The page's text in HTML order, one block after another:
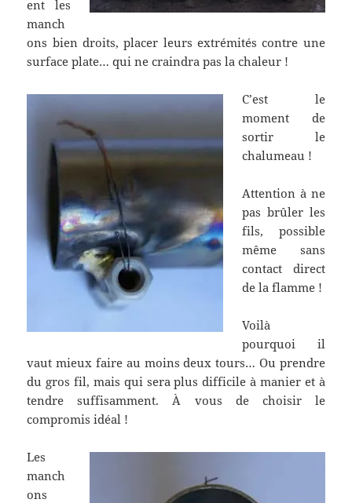
ent les
manch
ons bien droits, placer leurs extrémités contre une
surface plate… qui ne craindra pas la chaleur !
C’est le
moment de
sortir le
chalumeau !
Attention à ne
pas brûler les
fils, possible
même sans
contact direct
de la flamme !
Voilà
pourquoi il
vaut mieux faire au moins deux tours… Ou prendre
du gros fil, mais qui sera plus difficile à manier et à
tendre suffisamment. À vous de choisir le
compromis idéal !
Les
manch
ons